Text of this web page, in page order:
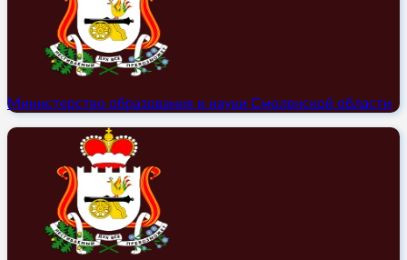
Министерство образования и науки Смоленской области